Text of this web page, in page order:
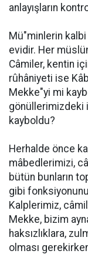
anlayışların
Mü"minlerin kalbi
evidir. Her
Câmiler, kentin
rûhâniyeti ise
Mekke"yi mi
gönüllerimizdeki
kayboldu?
Herhalde önce
mâbedlerimizi,
bütün bunların
gibi
Kalplerimiz,
Mekke, bizim
haksızlıklara,
olması